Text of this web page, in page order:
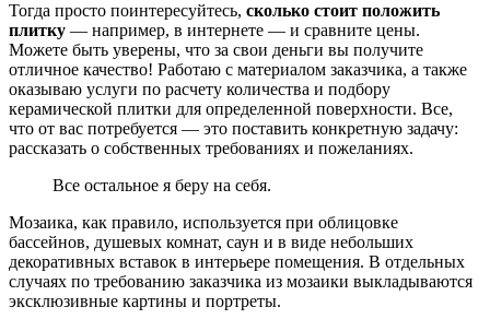
Тогда просто поинтересуйтесь, сколько стоит положить
плитку — например, в интернете — и сравните цены.
Можете быть уверены, что за свои деньги вы получите
отличное качество! Работаю с материалом заказчика, а также
оказываю услуги по расчету количества и подбору
керамической плитки для определенной поверхности. Все,
что от вас потребуется — это поставить конкретную задачу:
рассказать о собственных требованиях и пожеланиях.
Все остальное я беру на себя.
Мозаика, как правило, используется при облицовке
бассейнов, душевых комнат, саун и в виде небольших
декоративных вставок в интерьере помещения. В отдельных
случаях по требованию заказчика из мозаики выкладываются
эксклюзивные картины и портреты.